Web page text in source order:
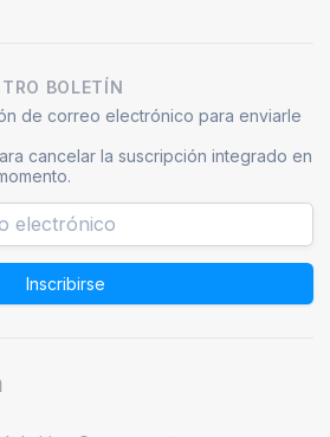
BOLETÍN
de correo electrónico para enviarle
cancelar la suscripción integrado en
Inscribirse